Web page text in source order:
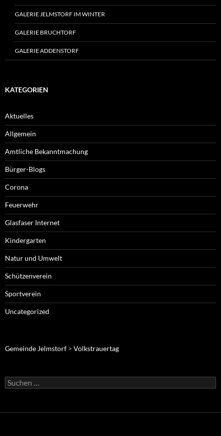
GALERIE JELMSTORF IM WINTER
GALERIE BRUCHTORF
GALERIE ADDENSTORF
KATEGORIEN
Aktuelles
Allgemein
Amtliche Bekanntmachung
Bürger-Blogs
Corona
Feuerwehr
Glasfaser Internet
Kindergarten
Natur und Umwelt
Schützenverein
Sportverein
Uncategorized
Gemeinde Jelmstorf > Volkstrauertag
Suche
nach: